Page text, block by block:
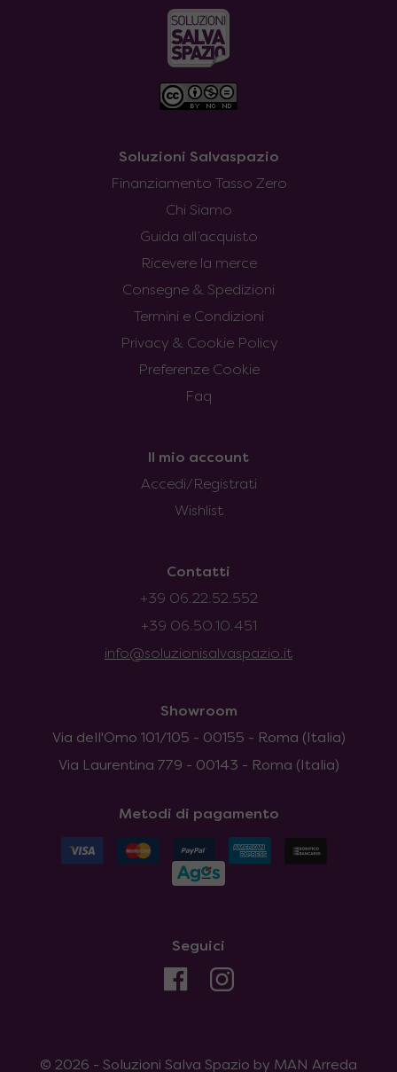
Soluzioni Salvaspazio
Finanziamento Tasso Zero
Chi Siamo
Guida all’acquisto
Ricevere la merce
Consegne & Spedizioni
Termini e Condizioni
Privacy & Cookie Policy
Preferenze Cookie
Faq
Il mio account
Accedi/Registrati
Wishlist
Contatti
+39 06.22.52.552
+39 06.50.10.451
info@soluzionisalvaspazio.it
Showroom
Via dell'Omo 101/105 - 00155 - Roma (Italia)
Via Laurentina 779 - 00143 - Roma (Italia)
Metodi di pagamento
Seguici
© 2026 - Soluzioni Salva Spazio by MAN Arreda